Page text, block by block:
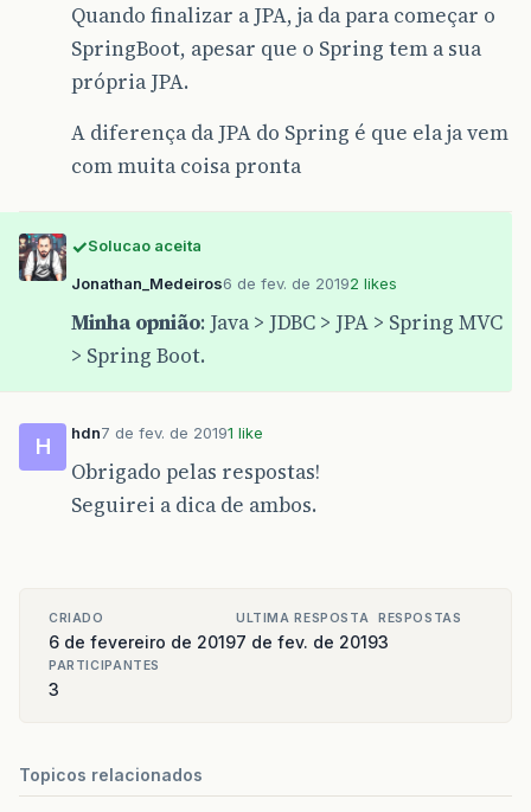
Quando finalizar a JPA, ja da para começar o
SpringBoot, apesar que o Spring tem a sua
própria JPA.
A diferença da JPA do Spring é que ela ja vem
com muita coisa pronta
Solucao aceita
Jonathan_Medeiros6 de fev. de 20192 likes
Minha opnião: Java > JDBC > JPA > Spring MVC
> Spring Boot.
H
hdn7 de fev. de 20191 like
Obrigado pelas respostas!
Seguirei a dica de ambos.
CRIADO
6 de fevereiro de 2019
ULTIMA RESPOSTA
7 de fev. de 2019
RESPOSTAS
3
PARTICIPANTES
3
Topicos relacionados